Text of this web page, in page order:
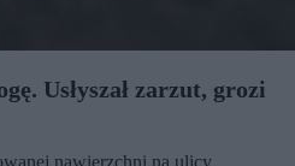
Usłyszał zarzut, grozi